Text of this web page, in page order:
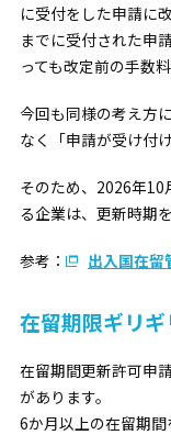
に受付をした申請に
までに受付された申
っても改定前の手数
今回も同様の考え方
なく「申請が受け付
そのため、2026年10
る企業は、更新時期
参考： 出入国在留
在留期限ギリ
在留期間更新許可申
があります。
6か月以上の在留期